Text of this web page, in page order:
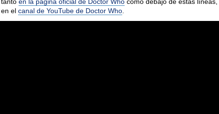
en el canal de YouTube de Doctor Who